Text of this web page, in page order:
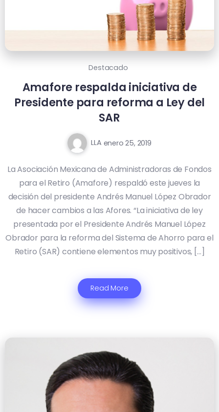
Destacado
Amafore respalda iniciativa de
Presidente para reforma a Ley del
SAR
LLA enero 25, 2019
La Asociación Mexicana de Administradoras de Fondos
para el Retiro (Amafore) respaldó este jueves la
decisión del presidente Andrés Manuel López Obrador
de hacer cambios a las Afores. “La iniciativa de ley
presentada por el Presidente Andrés Manuel López
Obrador para la reforma del Sistema de Ahorro para el
Retiro (SAR) contiene elementos muy positivos, […]
Read More